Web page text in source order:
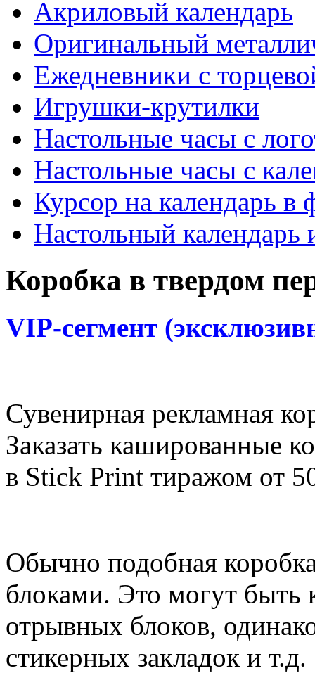
Акриловый календарь
Оригинальный
Ежедневники с
Игрушки-крутилки
Настольные часы с
Настольные часы с
Курсор на календарь в
Настольный календарь
Коробка в твердом
VIP-сегмент
Сувенирная рекламная
Заказать кашированные
в Stick Print тиражом от
Обычно подобная
блоками. Это могут
отрывных блоков,
стикерных закладок и т.д.